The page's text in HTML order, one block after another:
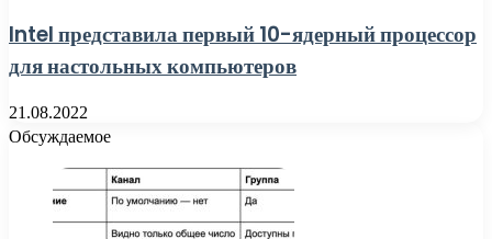
Intel представила первый 10-ядерный процессор
для настольных компьютеров
21.08.2022
Обсуждаемое